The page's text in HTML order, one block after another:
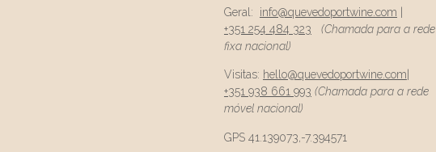
Geral: info@quevedoportwine.com
+351 254 484 323
(Chamada para a rede
fixa nacional)
Visitas: hello@quevedoportwine.com
+351 938 661 993 (Chamada para a rede
móvel nacional)
GPS 41.139073,-7.394571